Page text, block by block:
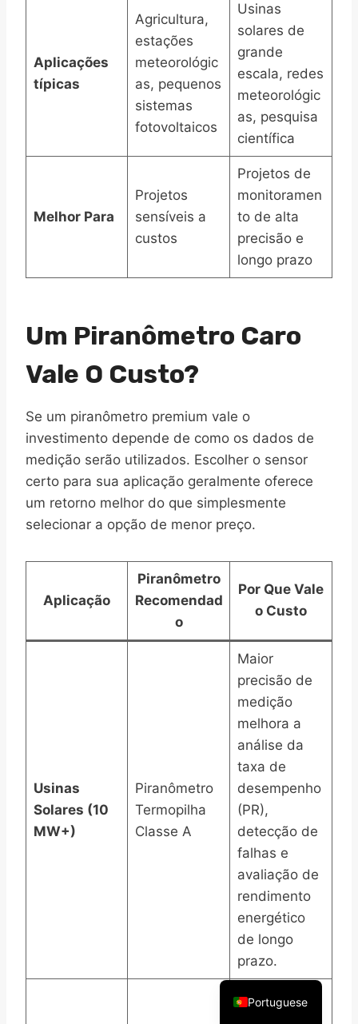
Aplicações
típicas
Agricultura,
estações
meteorológic
as, pequenos
sistemas
fotovoltaicos
Usinas
solares de
grande
escala, redes
meteorológic
as, pesquisa
científica
Melhor Para
Projetos
sensíveis a
custos
Projetos de
monitoramen
to de alta
precisão e
longo prazo
Um Piranômetro Caro
Vale O Custo?
Se um piranômetro premium vale o
investimento depende de como os dados de
medição serão utilizados. Escolher o sensor
certo para sua aplicação geralmente oferece
um retorno melhor do que simplesmente
selecionar a opção de menor preço.
Aplicação
Piranômetro
Recomendad
o
Por Que Vale
o Custo
Usinas
Solares (10
MW+)
Piranômetro
Termopilha
Classe A
Maior
precisão de
medição
melhora a
análise da
taxa de
desempenho
(PR),
detecção de
falhas e
avaliação de
rendimento
energético
de longo
prazo.
Fornece
Portuguese
English
Chinese
Korean
Thai
Vietnamese
French
Spanish
Russian
Arabic